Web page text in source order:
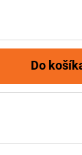
Do